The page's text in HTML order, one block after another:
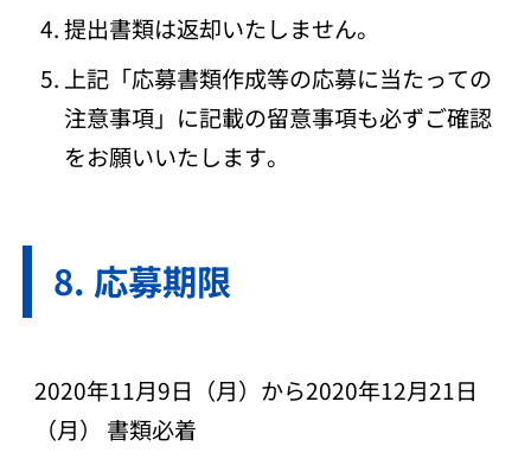
提出書類は返却いたしません。
上記「応募書類作成等の応募に当たっての
注意事項」に記載の留意事項も必ずご確認
をお願いいたします。
応募期限
2020年11月9日（月）から2020年12月21日
（月） 書類必着